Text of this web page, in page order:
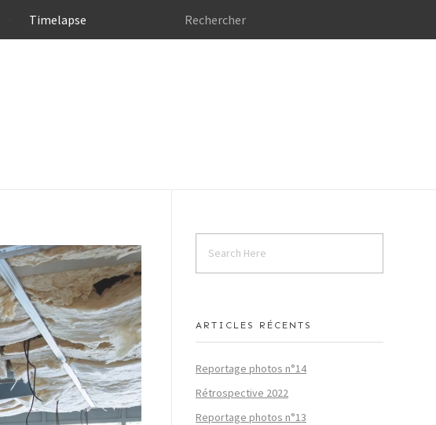
Timelapse
ARTICLES RÉCENTS
Reportage photos n°14
Rétrospective 2022
Reportage photos n°13